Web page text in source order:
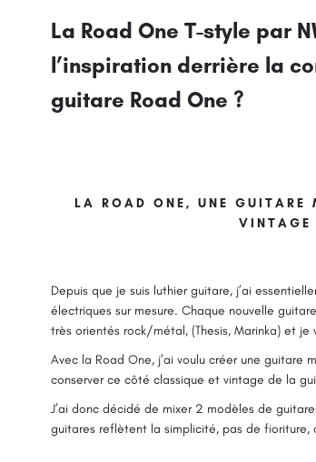
La Road One T-style par
l’inspiration derrière la
guitare Road One ?
LA ROAD ONE, UNE GUITARE
VINTAGE
Depuis que je suis luthier guitare, j’ai
électriques sur mesure. Chaque nouvelle
très orientés rock/métal, (Thesis, Marinka) et
Avec la Road One, j’ai voulu créer une guitare
conserver ce côté classique et vintage de la
J’ai donc décidé de mixer 2 modèles de
guitares reflètent la simplicité, pas de fioriture,